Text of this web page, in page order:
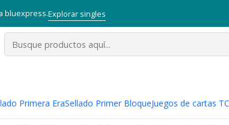
Primera EraSellado Primer BloqueJuegos de cartas
bluexpress.Explorar singles